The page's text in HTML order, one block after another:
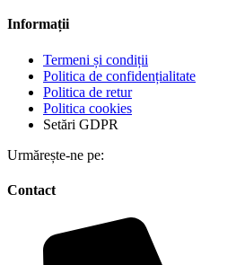
Informații
Termeni și condiții
Politica de confidențialitate
Politica de retur
Politica cookies
Setări GDPR
Urmărește-ne pe:
Contact